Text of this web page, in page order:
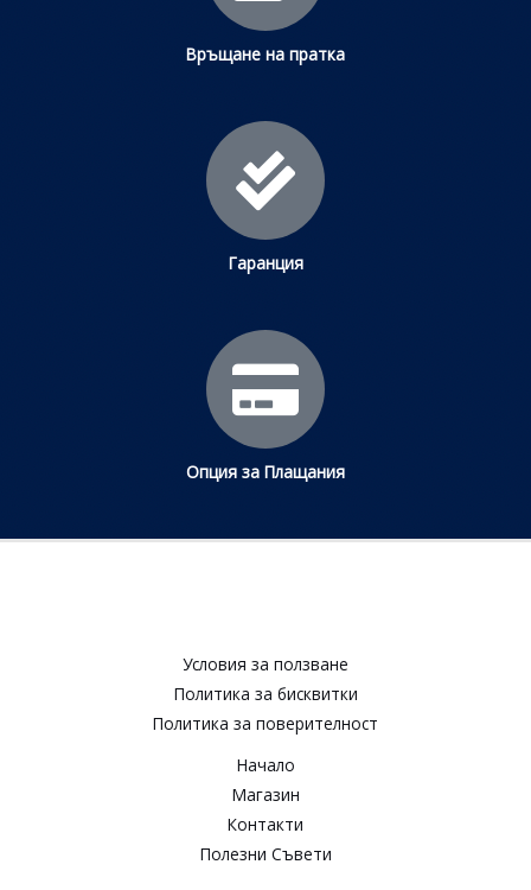
Връщане на пратка
Гаранция
Опция за Плащания
Условия за ползване​
Политика за бисквитки​
Политика за поверителност​
Начало
Магазин
Контакти
Полезни Съвети